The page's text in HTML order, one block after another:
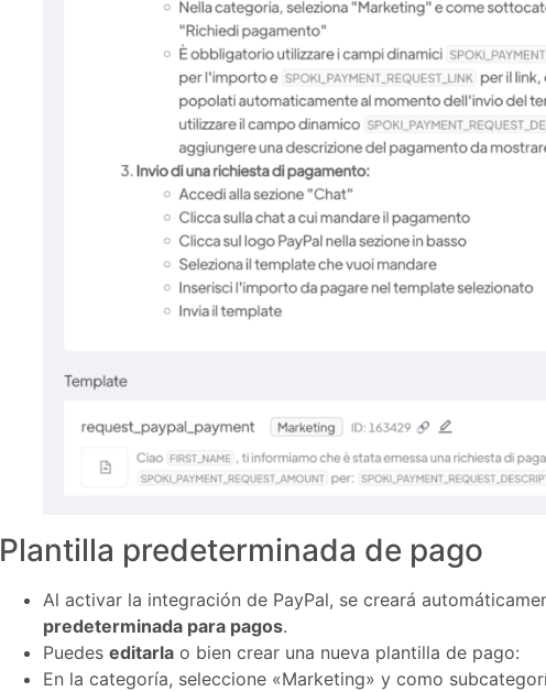
Plantilla predeterminada de pago
Al activar la integración de PayPal, se creará
predeterminada para pagos.
Puedes editarlao bien crear una nueva plantilla de pago:
En la categoría, seleccione «Marketing» y como